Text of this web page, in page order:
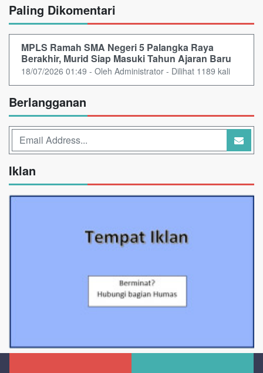
Paling Dikomentari
MPLS Ramah SMA Negeri 5 Palangka Raya
Berakhir, Murid Siap Masuki Tahun Ajaran Baru
18/07/2026 01:49 - Oleh Administrator - Dilihat 1189 kali
Berlangganan
Iklan